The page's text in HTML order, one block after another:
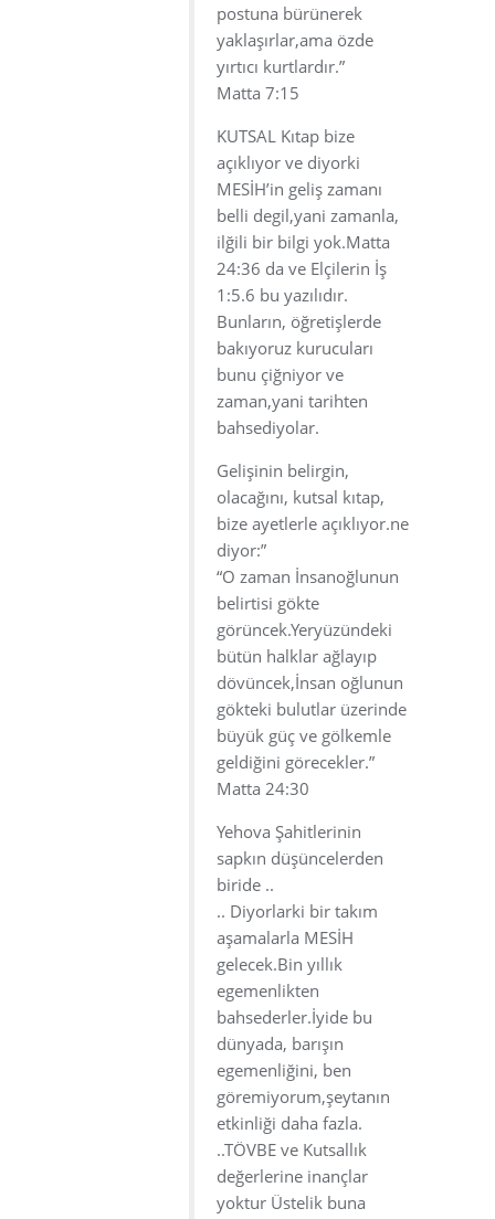
postuna bürünerek
yaklaşırlar,ama özde
yırtıcı kurtlardır.”
Matta 7:15
KUTSAL Kıtap bize
açıklıyor ve diyorki
MESİH’in geliş zamanı
belli degil,yani zamanla,
ilğili bir bilgi yok.Matta
24:36 da ve Elçilerin İş
1:5.6 bu yazılıdır.
Bunların, öğretişlerde
bakıyoruz kurucuları
bunu çiğniyor ve
zaman,yani tarihten
bahsediyolar.
Gelişinin belirgin,
olacağını, kutsal kıtap,
bize ayetlerle açıklıyor.ne
diyor:”
“O zaman İnsanoğlunun
belirtisi gökte
görüncek.Yeryüzündeki
bütün halklar ağlayıp
dövüncek,İnsan oğlunun
gökteki bulutlar üzerinde
büyük güç ve gölkemle
geldiğini görecekler.”
Matta 24:30
Yehova Şahitlerinin
sapkın düşüncelerden
biride ..
.. Diyorlarki bir takım
aşamalarla MESİH
gelecek.Bin yıllık
egemenlikten
bahsederler.İyide bu
dünyada, barışın
egemenliğini, ben
göremiyorum,şeytanın
etkinliği daha fazla.
..TÖVBE ve Kutsallık
değerlerine inançlar
yoktur Üstelik buna